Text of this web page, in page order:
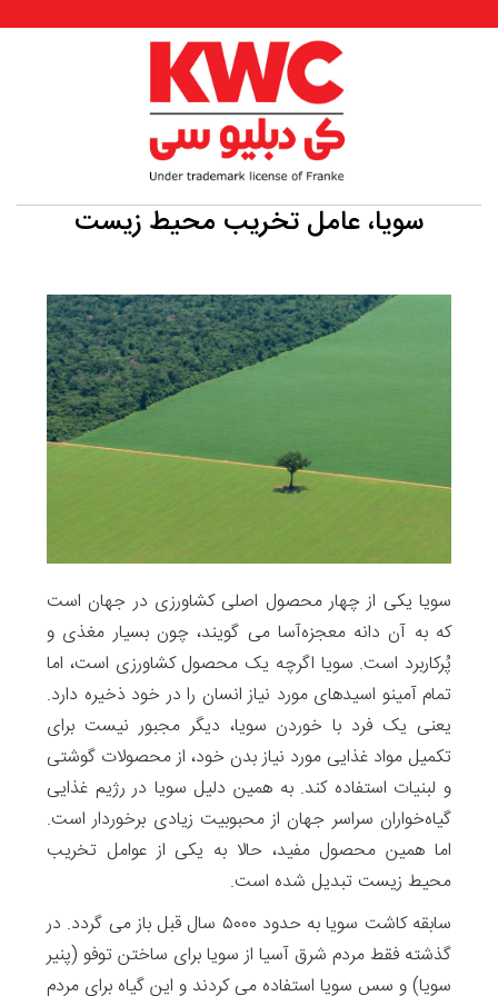
سویا، عامل تخریب محیط زیست
سویا یکی از چهار محصول اصلی کشاورزی در جهان است
که به آن دانه معجزه‌آسا می‌ گویند، چون بسیار مغذی و
پُرکاربرد است. سویا اگرچه یک محصول کشاورزی است، اما
تمام آمینو ‌اسید‌های مورد نیاز انسان را در خود ذخیره دارد.
یعنی یک فرد با خوردن سویا، دیگر مجبور نیست برای
تکمیل مواد غذایی مورد نیاز بدن خود، از محصولات گوشتی
و لبنیات استفاده کند. به همین دلیل سویا در رژیم‌ غذایی
گیاه‌خواران سراسر جهان از محبوبیت زیادی برخوردار است.
اما همین محصول مفید، حالا به یکی از عوامل تخریب
محیط زیست تبدیل شده است.
سابقه کاشت سویا به حدود ۵۰۰۰ سال قبل باز می گردد. در
گذشته فقط مردم شرق آسیا از سویا برای ساختن توفو (پنیر
سویا) و سس سویا استفاده می کردند و این گیاه برای مردم